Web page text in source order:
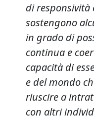
di responsività
sostengono
in grado di
continua e
capacità di
e del mondo
riuscire a
con altri